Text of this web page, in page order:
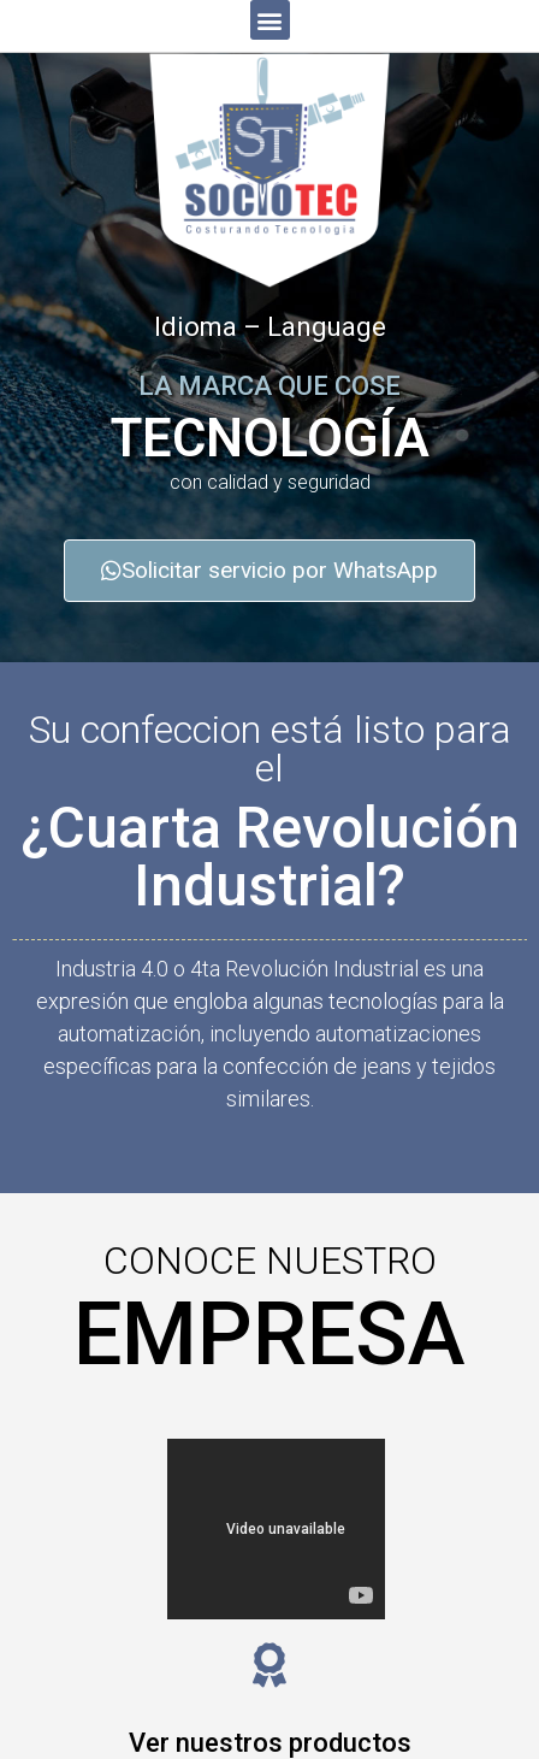
Idioma – Language
LA MARCA QUE COSE
TECNOLOGÍA
con calidad y seguridad
Solicitar servicio por WhatsApp
Su confeccion está listo para
el
¿Cuarta Revolución
Industrial?
Industria 4.0 o 4ta Revolución Industrial es una
expresión que engloba algunas tecnologías para la
automatización, incluyendo automatizaciones
específicas para la confección de jeans y tejidos
similares.
CONOCE NUESTRO
EMPRESA
Ver nuestros productos